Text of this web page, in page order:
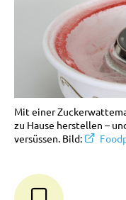
Mit einer
zu Hause herstellen –
versüssen. Bild: